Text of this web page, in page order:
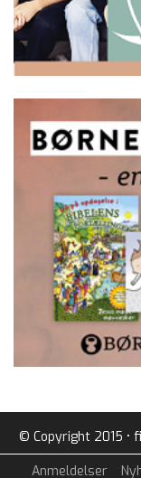
© Copyright 2015 •
Anmeldelser